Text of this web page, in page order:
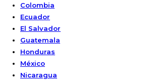
Colombia
Ecuador
El Salvador
Guatemala
Honduras
México
Nicaragua